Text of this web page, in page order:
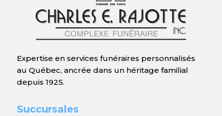
Expertise en services funéraires personnalisés
au Québec, ancrée dans un héritage familial
depuis 1925.
Succursales